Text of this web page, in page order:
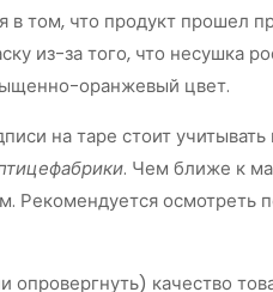
в том, что продукт прошел
из-за того, что несушка
оранжевый цвет.
на таре стоит
. Чем ближе к
Рекомендуется осмотреть
опровергнуть) качество